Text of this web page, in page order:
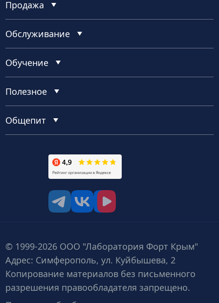
Продажа
Обслуживание
Обучение
Полезное
Общепит
© 1999-2026 ООО "Лаборатория Форт Крым"
Адрес: Симферополь, ул. Куйбышева, 2
Копирование материалов без письменного
разрешения правообладателя запрещено.